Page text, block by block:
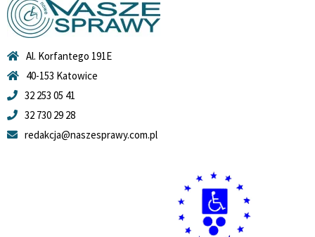
Al. Korfantego 191E
40-153 Katowice
32 253 05 41
32 730 29 28
redakcja@naszesprawy.com.pl